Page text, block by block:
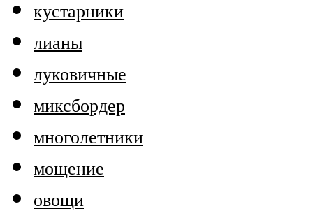
кустарники
лианы
луковичные
миксбордер
многолетники
мощение
овощи